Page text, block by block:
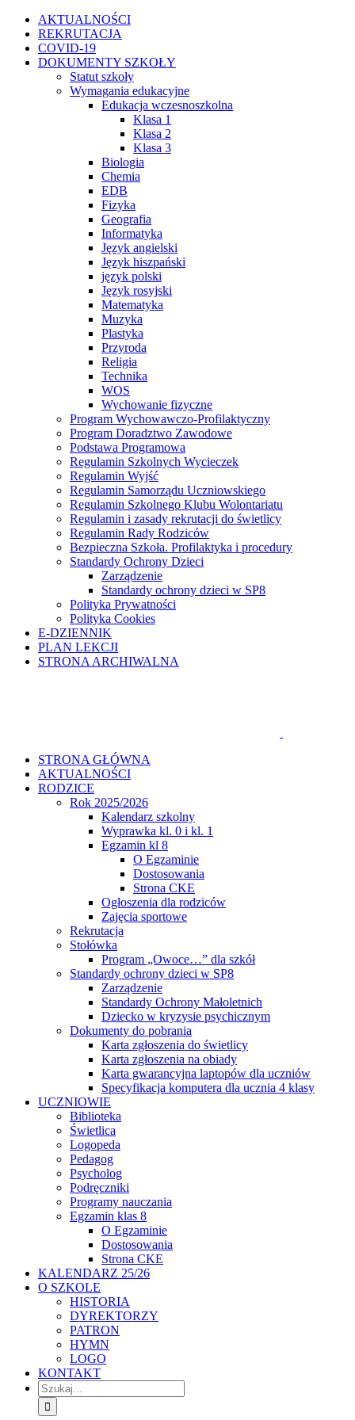
Przejdź
zawartości
Facebook
Instagram
WhatsApp
Twitter
YouTubeAKTUALNOŚCI
REKRUTACJA
COVID-19
DOKUMENTY SZKOŁY
Statut szkoły
Wymagania edukacyjne
Edukacja wczesnoszkolna
Klasa 1
Klasa 2
Klasa 3
Biologia
Chemia
EDB
Fizyka
Geografia
Informatyka
Język angielski
Język hiszpański
język polski
Język rosyjski
Matematyka
Muzyka
Plastyka
Przyroda
Religia
Technika
WOS
Wychowanie fizyczne
Program Wychowawczo-Profilaktyczny
Program Doradztwo Zawodowe
Podstawa Programowa
Regulamin Szkolnych Wycieczek
Regulamin Wyjść
Regulamin Samorządu Uczniowskiego
Regulamin Szkolnego Klubu Wolontariatu
Regulamin i zasady rekrutacji do świetlicy
Regulamin Rady Rodziców
Bezpieczna Szkoła. Profilaktyka i procedury
Standardy Ochrony Dzieci
Zarządzenie
Standardy ochrony dzieci w SP8
Polityka Prywatności
Polityka Cookies
E-DZIENNIK
PLAN LEKCJI
STRONA ARCHIWALNA
STRONA GŁÓWNA
AKTUALNOŚCI
RODZICE
Rok 2025/2026
Kalendarz szkolny
Wyprawka kl. 0 i kl. 1
Egzamin kl 8
O Egzaminie
Dostosowania
Strona CKE
Ogłoszenia dla rodziców
Zajęcia sportowe
Rekrutacja
Stołówka
Program „Owoce…” dla szkół
Standardy ochrony dzieci w SP8
Zarządzenie
Standardy Ochrony Małoletnich
Dziecko w kryzysie psychicznym
Dokumenty do pobrania
Karta zgłoszenia do świetlicy
Karta zgłoszenia na obiady
Karta gwarancyjna laptopów dla uczniów
Specyfikacja komputera dla ucznia 4 klasy
UCZNIOWIE
Biblioteka
Świetlica
Logopeda
Pedagog
Psycholog
Podręczniki
Programy nauczania
Egzamin klas 8
O Egzaminie
Dostosowania
Strona CKE
KALENDARZ 25/26
O SZKOLE
HISTORIA
DYREKTORZY
PATRON
HYMN
LOGO
KONTAKT
Szukaj